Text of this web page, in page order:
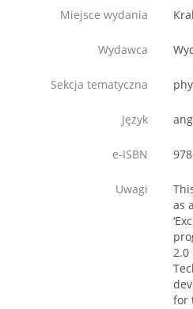
Miejsce wydania
Wydawca
Sekcja tematyczna
Język
e-ISBN
Uwagi
as
2.0
for